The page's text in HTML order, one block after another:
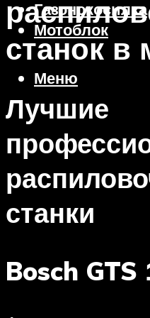
Газонокосилка
Мотоблок
Меню
станок в
Лучшие
станки
Bosch GTS